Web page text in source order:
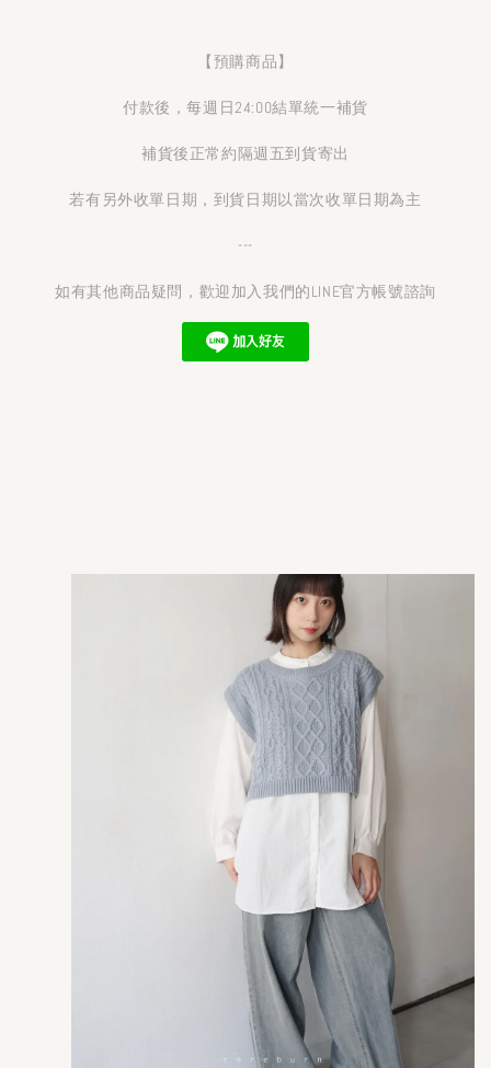
【預購商品】
付款後，每週日24:00結單統一補貨
補貨後正常約隔週五到貨寄出
若有另外收單日期，到貨日期以當次收單日期為主
---
如有其他商品疑問，歡迎加入我們的LINE官方帳號諮詢